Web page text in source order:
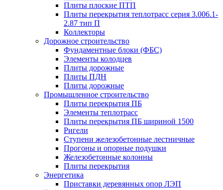
Плиты плоские ПТП
Плиты перекрытия теплотрасс серия 3.006.1-
2.87 тип П
Коллекторы
Дорожное строительство
Фундаментные блоки (ФБС)
Элементы колодцев
Плиты дорожные
Плиты ПДН
Плиты дорожные
Промышленное строительство
Плиты перекрытия ПБ
Элементы теплотрасс
Плиты перекрытия ПБ шириной 1500
Ригели
Ступени железобетонные лестничные
Прогоны и опорные подушки
Железобетонные колонны
Плиты перекрытия
Энергетика
Приставки деревянных опор ЛЭП